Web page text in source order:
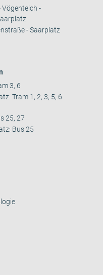
Vögenteich -
- Saarplatz
3, 6
Tram 1, 2, 3, 5, 6
25, 27
Bus 25